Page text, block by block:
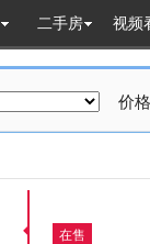
二手房 视频
价
在售